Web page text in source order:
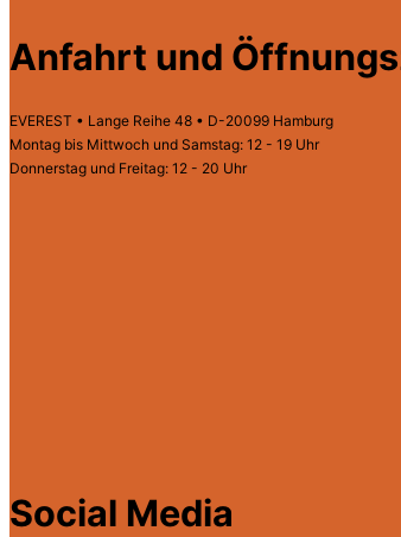
Anfahrt und
EVEREST • Lange Reihe 48 • D-20099 Hamburg
Montag bis Mittwoch und Samstag: 12 - 19 Uhr
Donnerstag und Freitag: 12 - 20 Uhr
Social Media